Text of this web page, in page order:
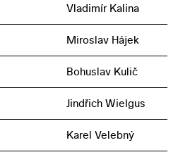
Vladimír Kalina
Miroslav Hájek
Bohuslav Kulič
Jindřich Wielgus
Karel Velebný